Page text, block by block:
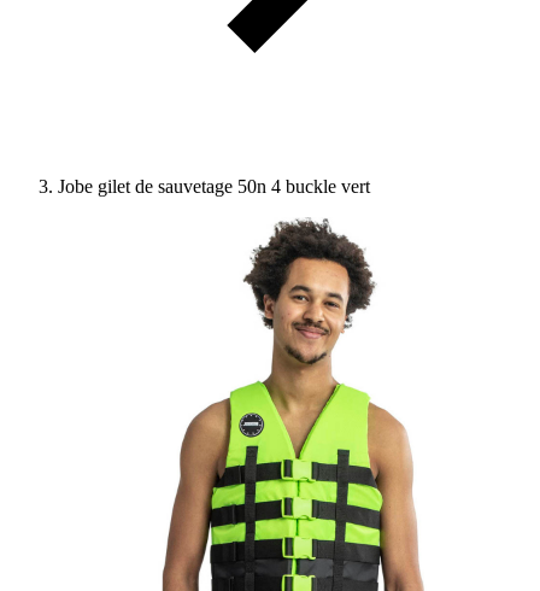
Jobe gilet de sauvetage 50n 4 buckle vert